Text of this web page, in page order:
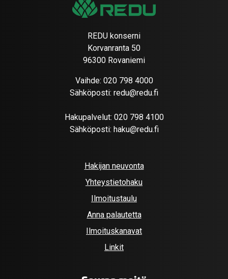
REDU konserni
Korvanranta 50
96300 Rovaniemi
Vaihde: 020 798 4000
Sähköposti: redu@redu.fi
Hakupalvelut: 020 798 4100
Sähköposti: haku@redu.fi
Hakijan neuvonta
Yhteystietohaku
Ilmoitustaulu
Anna palautetta
Ilmoituskanavat
Linkit